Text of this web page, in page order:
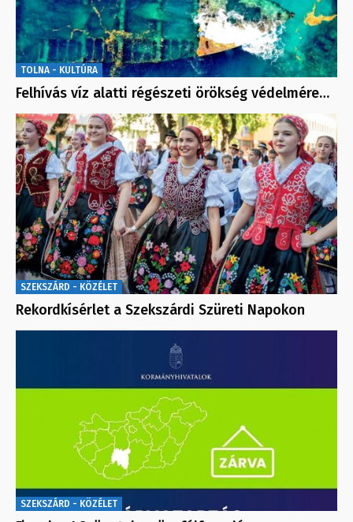
TOLNA - KULTÚRA
Felhívás víz alatti régészeti örökség védelmére…
SZEKSZÁRD - KÖZÉLET
Rekordkísérlet a Szekszárdi Szüreti Napokon
SZEKSZÁRD - KÖZÉLET